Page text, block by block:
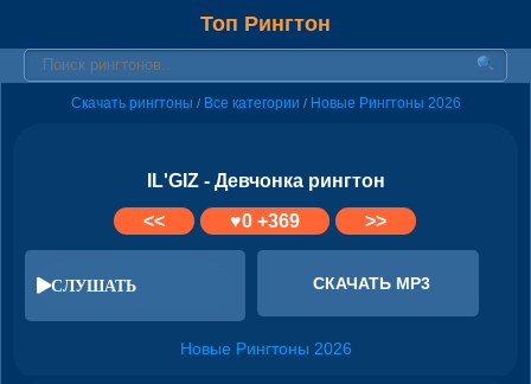
Топ Рингтон
Скачать рингтоны / Все категории / Новые Рингтоны 2026
IL'GIZ - Девчонка рингтон
<<
♥0+369 >>
СЛУШАТЬ СКАЧАТЬ MP3
Новые Рингтоны 2026